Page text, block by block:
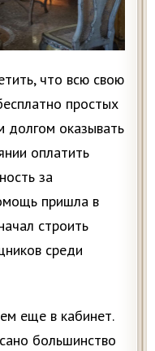
что всю свою
простых
долгом оказывать
оплатить
за
пришла в
строить
среди
еще в кабинет.
большинство